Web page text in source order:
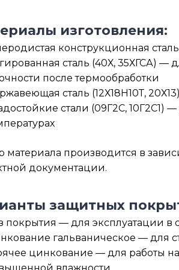
изготовления:
конструкционная
сталь (40Х, 35ХГСА)
после термообработки
сталь (12Х18Н10Т,
стали (09Г2С, 10Г2С1)
материала производится в
документации.
защитных
покрытия — для эксплуатации
гальваническое — для
цинкование — для работы
влажности